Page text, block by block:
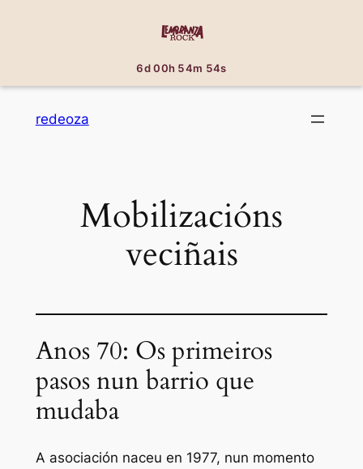
redeoza
Mobilizacións
veciñais
Anos 70: Os primeiros
pasos nun barrio que
mudaba
A asociación naceu en 1977, nun momento
6d 00h 54m 53s